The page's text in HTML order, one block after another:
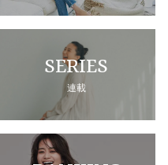
SERIES
連載